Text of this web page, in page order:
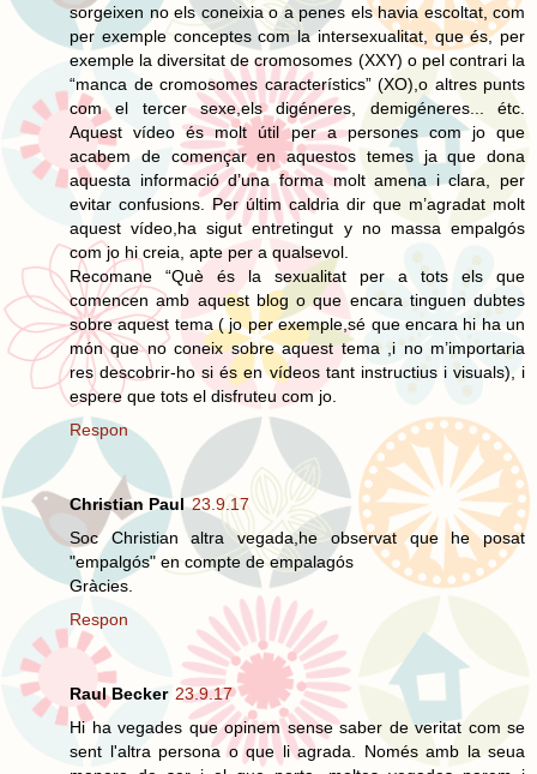
sorgeixen no els coneixia o a penes els havia escoltat, com
per exemple conceptes com la intersexualitat, que és, per
exemple la diversitat de cromosomes (XXY) o pel contrari la
“manca de cromosomes característics” (XO),o altres punts
com el tercer sexe,els digéneres, demigéneres... étc.
Aquest vídeo és molt útil per a persones com jo que
acabem de començar en aquestos temes ja que dona
aquesta informació d’una forma molt amena i clara, per
evitar confusions. Per últim caldria dir que m’agradat molt
aquest vídeo,ha sigut entretingut y no massa empalgós
com jo hi creia, apte per a qualsevol.
Recomane “Què és la sexualitat per a tots els que
comencen amb aquest blog o que encara tinguen dubtes
sobre aquest tema ( jo per exemple,sé que encara hi ha un
món que no coneix sobre aquest tema ,i no m’importaria
res descobrir-ho si és en vídeos tant instructius i visuals), i
espere que tots el disfruteu com jo.
Respon
Christian Paul 23.9.17
Soc Christian altra vegada,he observat que he posat
"empalgós" en compte de empalagós
Gràcies.
Respon
Raul Becker 23.9.17
Hi ha vegades que opinem sense saber de veritat com se
sent l'altra persona o que li agrada. Només amb la seua